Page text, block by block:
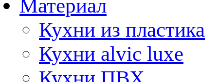
Материал
Кухни из пластика
Кухни alvic luxe